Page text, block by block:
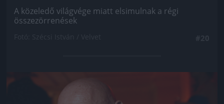
A közeledő világvége miatt elsimulnak a régi
összezörrenések
Jön még kép!